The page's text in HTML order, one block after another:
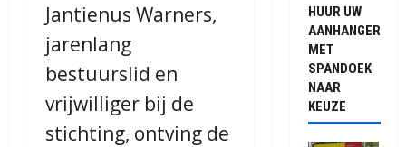
Jantienus Warners,
jarenlang
bestuurslid en
vrijwilliger bij de
stichting, ontving de
HUUR UW
AANHANGER
MET
SPANDOEK
NAAR
KEUZE